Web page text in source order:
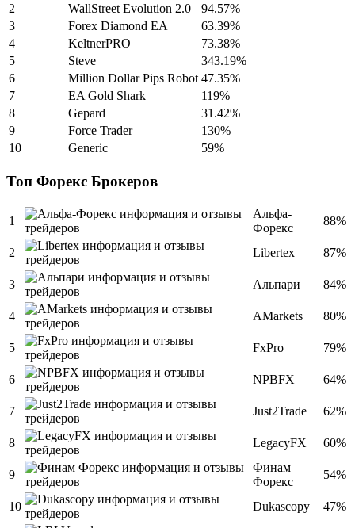
2
WallStreet Evolution 2.0
94.57%
3
Forex Diamond EA
63.39%
4
KeltnerPRO
73.38%
5
Steve
343.19%
6
Million Dollar Pips Robot 47.35%
7
EA Gold Shark
119%
8
Gepard
31.42%
9
Force Trader
130%
10
Generic 59%
Топ Форекс Брокеров
1
Альфа-
Форекс
88%
2 Libertex 87%
3 Альпари 84%
4 AMarkets 80%
5 FxPro 79%
6 NPBFX 64%
7 Just2Trade 62%
8 LegacyFX 60%
9
Финам
Форекс
54%
10 Dukascopy 47%